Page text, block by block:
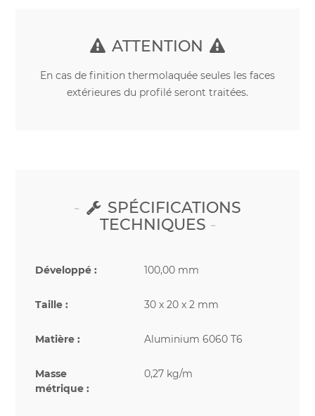
ATTENTION
En cas de finition thermolaquée seules les faces
extérieures du profilé seront traitées.
SPÉCIFICATIONS
TECHNIQUES
Développé : 100,00 mm
Taille : 30 x 20 x 2 mm
Matière : Aluminium 6060 T6
Masse
métrique :
0,27 kg/m